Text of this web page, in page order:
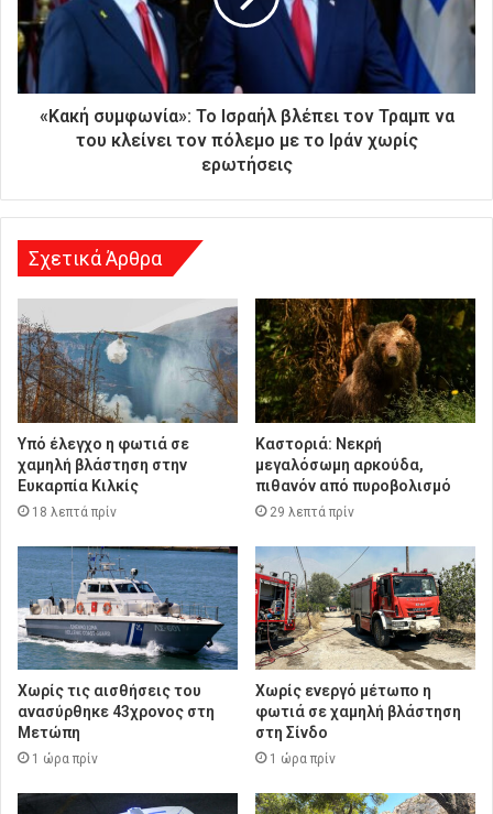
ι
ε
ύ
η
«Κακή συμφωνία»: Το Ισραήλ βλέπει τον Τραμπ να
του κλείνει τον πόλεμο με το Ιράν χωρίς
ερωτήσεις
Σχετικά Άρθρα
Υπό έλεγχο η φωτιά σε
χαμηλή βλάστηση στην
Ευκαρπία Κιλκίς
18 λεπτά πρίν
Καστοριά: Νεκρή
μεγαλόσωμη αρκούδα,
πιθανόν από πυροβολισμό
29 λεπτά πρίν
Χωρίς τις αισθήσεις του
ανασύρθηκε 43χρονος στη
Μετώπη
1 ώρα πρίν
Χωρίς ενεργό μέτωπο η
φωτιά σε χαμηλή βλάστηση
στη Σίνδο
1 ώρα πρίν